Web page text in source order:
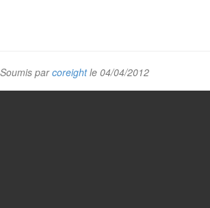
Soumis parcoreightle 04/04/2012